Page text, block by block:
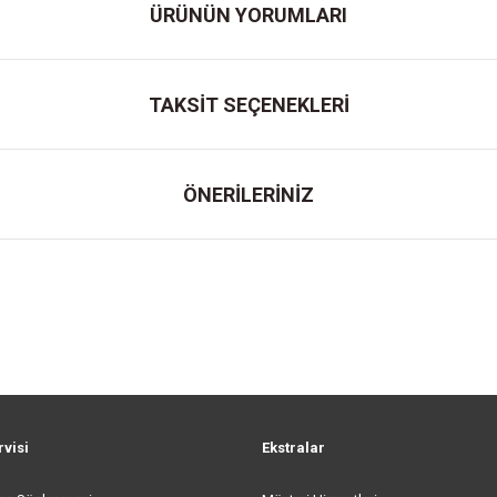
ÜRÜNÜN YORUMLARI
TAKSİT SEÇENEKLERİ
ÖNERİLERİNİZ
Ekstralar